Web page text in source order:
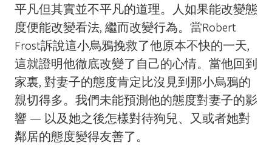
平凡但其實並不平凡的道理。人如果能改變態
度便能改變看法, 繼而改變行為。當Robert
Frost訴說這小烏鴉挽救了他原本不快的一天,
這就證明他徹底改變了自己的心情。當他回到
家裏, 對妻子的態度肯定比沒見到那小烏鴉的
親切得多。我們未能預測他的態度對妻子的影
響 — 以及她之後怎樣對待狗兒、又或者她對
鄰居的態度變得友善了。